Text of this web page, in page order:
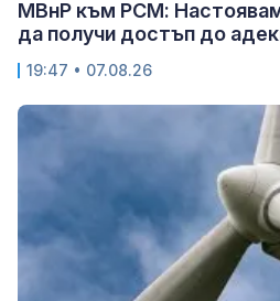
МВнР към РСМ:
да получи достъп до
19:47 • 07.08.26